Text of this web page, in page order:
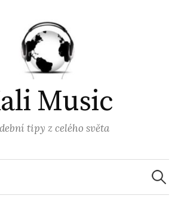
Music
tipy z celého světa